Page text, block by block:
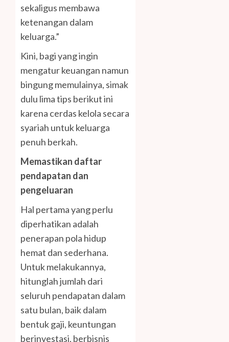
sekaligus membawa
ketenangan dalam
keluarga.”
Kini, bagi yang ingin
mengatur keuangan namun
bingung memulainya, simak
dulu lima tips berikut ini
karena cerdas kelola secara
syariah untuk keluarga
penuh berkah.
Memastikan daftar
pendapatan dan
pengeluaran
Hal pertama yang perlu
diperhatikan adalah
penerapan pola hidup
hemat dan sederhana.
Untuk melakukannya,
hitunglah jumlah dari
seluruh pendapatan dalam
satu bulan, baik dalam
bentuk gaji, keuntungan
berinvestasi, berbisnis